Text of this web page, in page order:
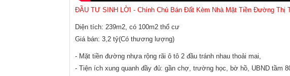
ĐẦU TƯ SINH LỜI - Chính Chủ Bán Đất Kèm Nhà Mặt Tiền Đường Thị
Diện tích: 239m2, có 100m2 thổ cư
Giá bán: 3,2 tỷ(Có thương lượng)
- Mặt tiền đường nhựa rộng rãi ô tô 2 đầu tránh nhau thoải mai,
- Tiện ích xung quanh đầy đủ: gần chợ, trường học, bờ hồ, UBND tầm